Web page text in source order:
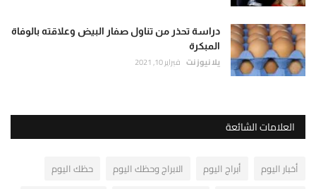
دراسة تحذر من تناول صفار البيض وعلاقته بالوفاة
المبكرة
يلا نيوز نت فبراير 10, 2021
العلامات الشائعة
أخبار اليوم أبراج اليوم الابراج وحظك اليوم
حظك اليوم